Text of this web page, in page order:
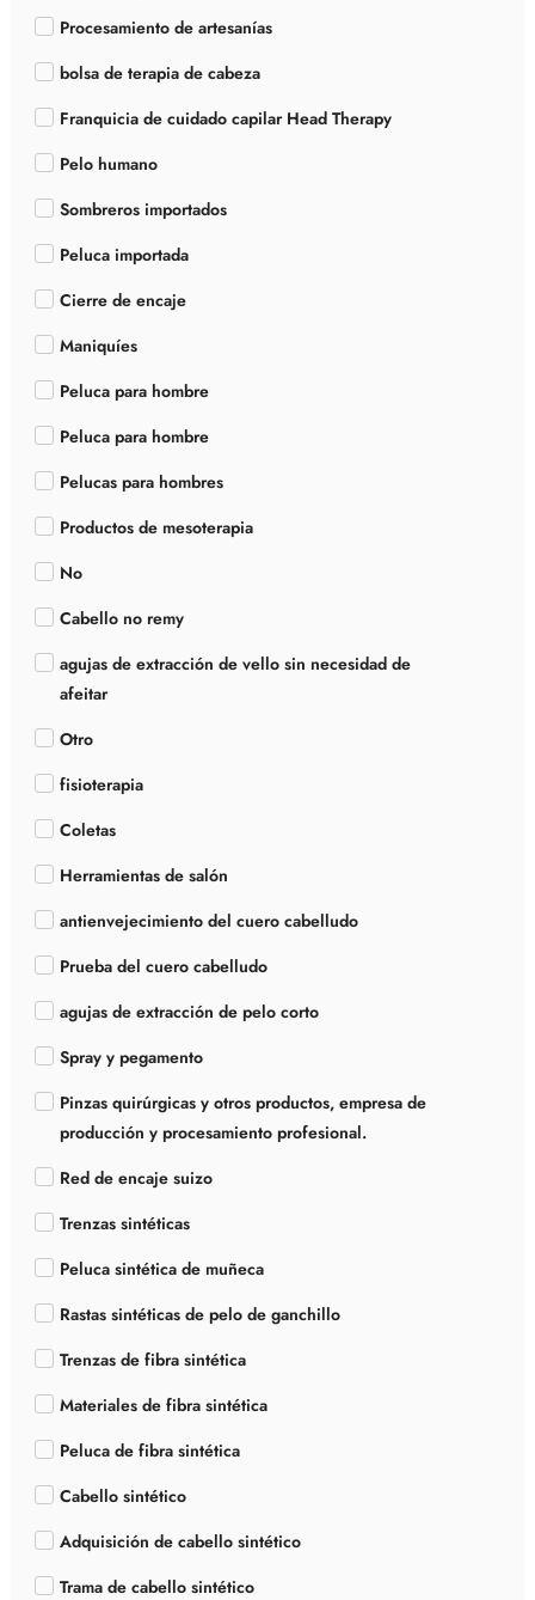
Procesamiento de artesanías
bolsa de terapia de cabeza
Franquicia de cuidado capilar Head Therapy
Pelo humano
Sombreros importados
Peluca importada
Cierre de encaje
Maniquíes
Peluca para hombre
Peluca para hombre
Pelucas para hombres
Productos de mesoterapia
No
Cabello no remy
agujas de extracción de vello sin necesidad de
afeitar
Otro
fisioterapia
Coletas
Herramientas de salón
antienvejecimiento del cuero cabelludo
Prueba del cuero cabelludo
agujas de extracción de pelo corto
Spray y pegamento
Pinzas quirúrgicas y otros productos, empresa de
producción y procesamiento profesional.
Red de encaje suizo
Trenzas sintéticas
Peluca sintética de muñeca
Rastas sintéticas de pelo de ganchillo
Trenzas de fibra sintética
Materiales de fibra sintética
Peluca de fibra sintética
Cabello sintético
Adquisición de cabello sintético
Trama de cabello sintético